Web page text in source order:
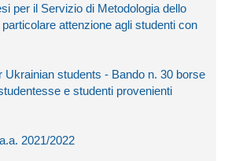
per il Servizio di Metodologia dello
attenzione agli studenti con
Ukrainian students - Bando n. 30 borse
e studenti provenienti
2021/2022